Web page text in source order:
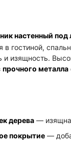
настенный под
в гостиной,
и изящность.
прочного металла
дерева —
покрытие —